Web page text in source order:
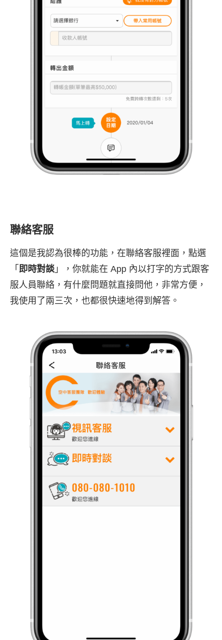
聯絡客服
這個是我認為很棒的功能，在聯絡客服裡面，點選
「 即時對談 」，你就能在 App 內以打字的方式跟客
服人員聯絡，有什麼問題就直接問他，非常方便，
我使用了兩三次，也都很快速地得到解答。